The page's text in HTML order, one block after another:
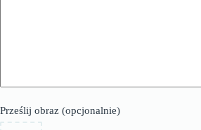
Prześlij obraz (opcjonalnie)